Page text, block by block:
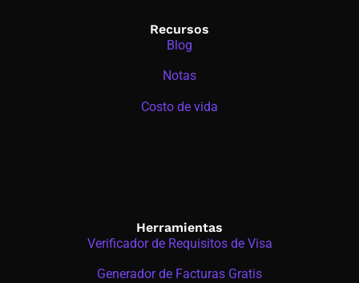
Recursos
Blog
Notas
Costo de vida
Herramientas
Verificador de Requisitos de Visa
Generador de Facturas Gratis